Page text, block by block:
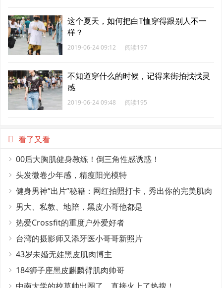
这个夏天，如何把白T恤穿得跟别人不一
样？
2019-06-24 09:12 阅读197
不知道穿什么的时候，记得来街拍找找灵
感
2019-06-24 09:48 阅读195
看了又看
00后大胸肌健身教练！倒三角性感诱惑！
头发微卷少年感，精瘦阳光模特
健身男神“出片”秘籍：网红拍照打卡，秀出你的完美肌肉
线条！
男大、私教、地陪，黑皮小哥他都是
热爱Crossfit的重度户外爱好者
台湾的摄影师又添牙医小哥哥新照片
43岁未婚无娃黑皮肌肉博主
184狮子座黑皮麒麟臂肌肉帅哥